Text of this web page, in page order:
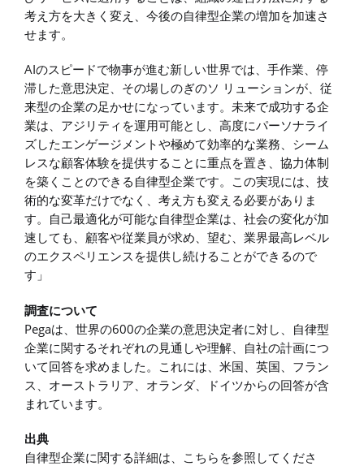
考え方を大きく変え、今後の自律型企業の増加を加速さ
せます。
AIのスピードで物事が進む新しい世界では、手作業、停
滞した意思決定、その場しのぎのソ リューションが、従
来型の企業の足かせになっています。未来で成功する企
業は、アジリティを運用可能とし、高度にパーソナライ
ズしたエンゲージメントや極めて効率的な業務、シーム
レスな顧客体験を提供することに重点を置き、協力体制
を築くことのできる自律型企業です。この実現には、技
術的な変革だけでなく、考え方も変える必要がありま
す。自己最適化が可能な自律型企業は、社会の変化が加
速しても、顧客や従業員が求め、望む、業界最高レベル
のエクスペリエンスを提供し続けることができるので
す」
調査について
Pegaは、世界の600の企業の意思決定者に対し、自律型
企業に関するそれぞれの見通しや理解、自社の計画につ
いて回答を求めました。これには、米国、英国、フラン
ス、オーストラリア、オランダ、ドイツからの回答が含
まれています。
出典
自律型企業に関する詳細は、こちらを参照してくださ